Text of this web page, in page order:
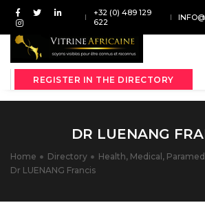
+32 (0) 489 129
622
REGISTER IN THE DIRECTORY
DR LUENANG
Home Directory Health, Medical,
Dr LUENANG Francis